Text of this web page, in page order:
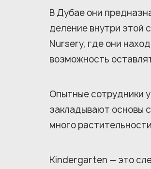
В Дубае они
деление внутри этой
Nursery, где они
возможность
Опытные сотрудники
закладывают основы
много
Kindergarten — это